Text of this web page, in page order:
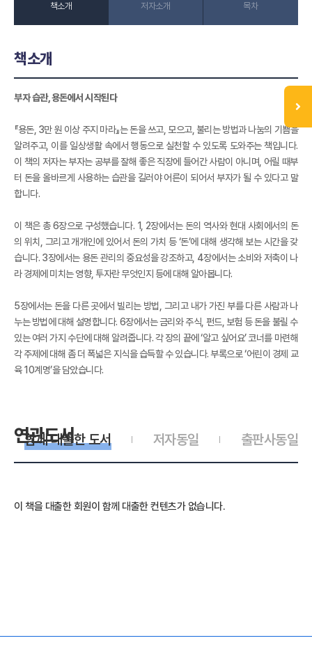
책소개 저자소개 목차
책소개
부자 습관, 용돈에서 시작된다
『용돈, 3만 원 이상 주지 마라』는 돈을 쓰고, 모으고, 불리는 방법과 나눔의 기쁨을
알려주고, 이를 일상생활 속에서 행동으로 실천할 수 있도록 도와주는 책입니다.
이 책의 저자는 부자는 공부를 잘해 좋은 직장에 들어간 사람이 아니며, 어릴 때부
터 돈을 올바르게 사용하는 습관을 길러야 어른이 되어서 부자가 될 수 있다고 말
합니다.
이 책은 총 6장으로 구성했습니다. 1, 2장에서는 돈의 역사와 현대 사회에서의 돈
의 위치, 그리고 개개인에 있어서 돈의 가치 등 ‘돈’에 대해 생각해 보는 시간을 갖
습니다. 3장에서는 용돈 관리의 중요성을 강조하고, 4장에서는 소비와 저축이 나
라 경제에 미치는 영향, 투자란 무엇인지 등에 대해 알아봅니다.
5장에서는 돈을 다른 곳에서 빌리는 방법, 그리고 내가 가진 부를 다른 사람과 나
누는 방법에 대해 설명합니다. 6장에서는 금리와 주식, 펀드, 보험 등 돈을 불릴 수
있는 여러 가지 수단에 대해 알려줍니다. 각 장의 끝에 ‘알고 싶어요’ 코너를 마련해
각 주제에 대해 좀 더 폭넓은 지식을 습득할 수 있습니다. 부록으로 ‘어린이 경제 교
육 10계명’을 담았습니다.
연관도서 출판사동일
저자동일
함께 대출한 도서
이 책을 대출한 회원이 함께 대출한 컨텐츠가 없습니다.